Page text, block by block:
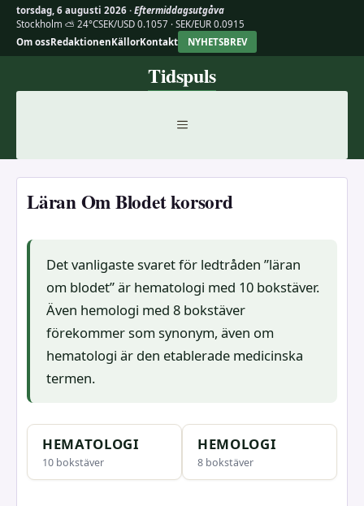
torsdag, 6 augusti 2026 · Eftermiddagsutgåva
Stockholm ⛅ 24°CSEK/USD 0.1057 · SEK/EUR 0.0915
Om ossRedaktionenKällorKontakt NYHETSBREV
Tidspuls
MENY
Läran Om Blodet korsord
Det vanligaste svaret för ledtråden ”läran
om blodet” är hematologi med 10 bokstäver.
Även hemologi med 8 bokstäver
förekommer som synonym, även om
hematologi är den etablerade medicinska
termen.
HEMATOLOGI
10 bokstäver
HEMOLOGI
8 bokstäver